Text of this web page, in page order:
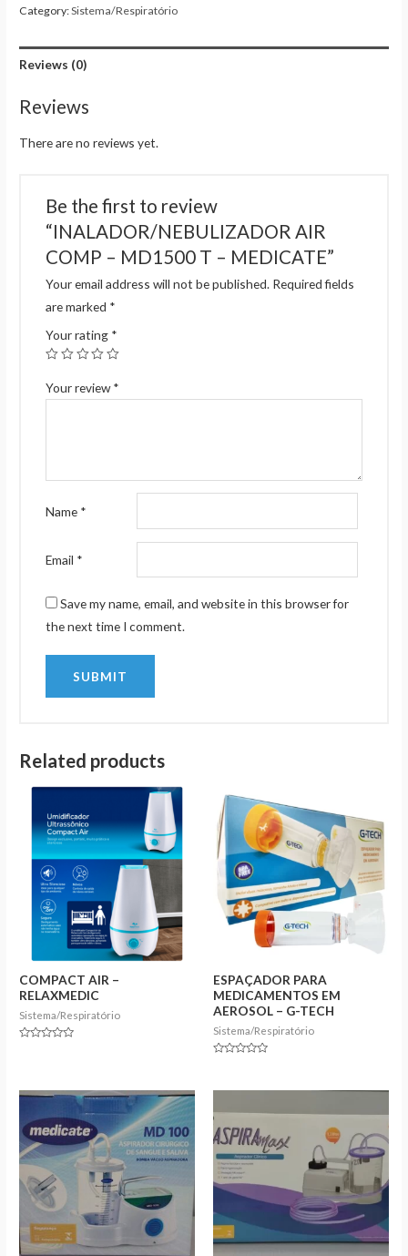
Category:Sistema/Respiratório
Reviews (0)
Reviews
There are no reviews yet.
Be the first to review
“INALADOR/NEBULIZADOR AIR
COMP – MD1500 T – MEDICATE”
Your email address will not be published. Required fields
are marked *
Your rating *
Your review*
Name *
Email *
Save my name, email, and website in this browser for
the next time I comment.
Related products
COMPACT AIR –
RELAXMEDIC
Sistema/Respiratório
5
ESPAÇADOR PARA
MEDICAMENTOS EM
AEROSOL – G-TECH
Sistema/Respiratório
of